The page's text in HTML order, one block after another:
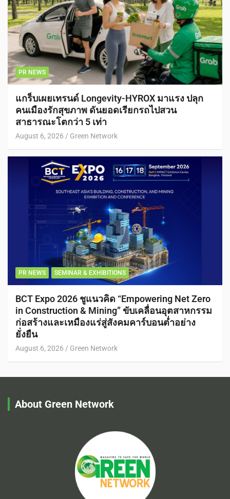
PR NEWS
แกร็บเผยเทรนด์ Longevity-HYROX มาแรง ปลุก
คนเมืองรักสุขภาพ ดันยอดเรียกรถไปสวน
สาธารณะโตกว่า 5 เท่า
August 6, 2026 Green Network
PR NEWS SEMINAR & EXHIBITIONS
BCT Expo 2026 ชูแนวคิด “Empowering Net Zero
in Construction & Mining” ขับเคลื่อนอุตสาหกรรม
ก่อสร้างและเหมืองแร่สู่สังคมคาร์บอนต่ำอย่าง
ยั่งยืน
August 6, 2026 Green Network
About Green Network